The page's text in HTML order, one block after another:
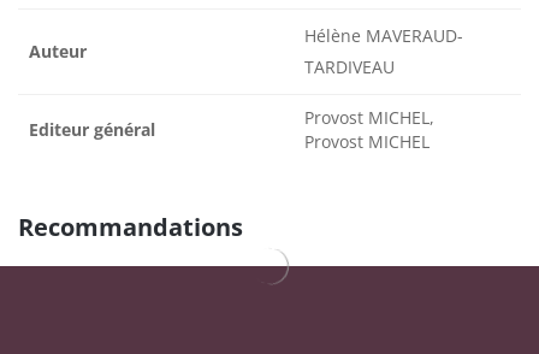
Auteur
Hélène MAVERAUD-
TARDIVEAU
Editeur général
Provost MICHEL,
Provost MICHEL
Recommandations